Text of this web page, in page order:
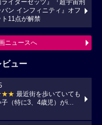
ライダーゼッツ』『超宇宙刑
バン インフィニティ』オフ
ト11点が解禁
ニュースへ
ュー
最近街を歩いていても
子（特に3、4歳児）がi...